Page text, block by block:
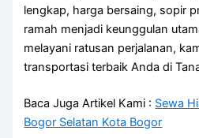
lengkap, harga bersaing, sopir
ramah menjadi keunggulan
melayani ratusan perjalanan,
transportasi terbaik Anda di
Baca Juga Artikel Kami : Sewa
Bogor Selatan Kota Bogor